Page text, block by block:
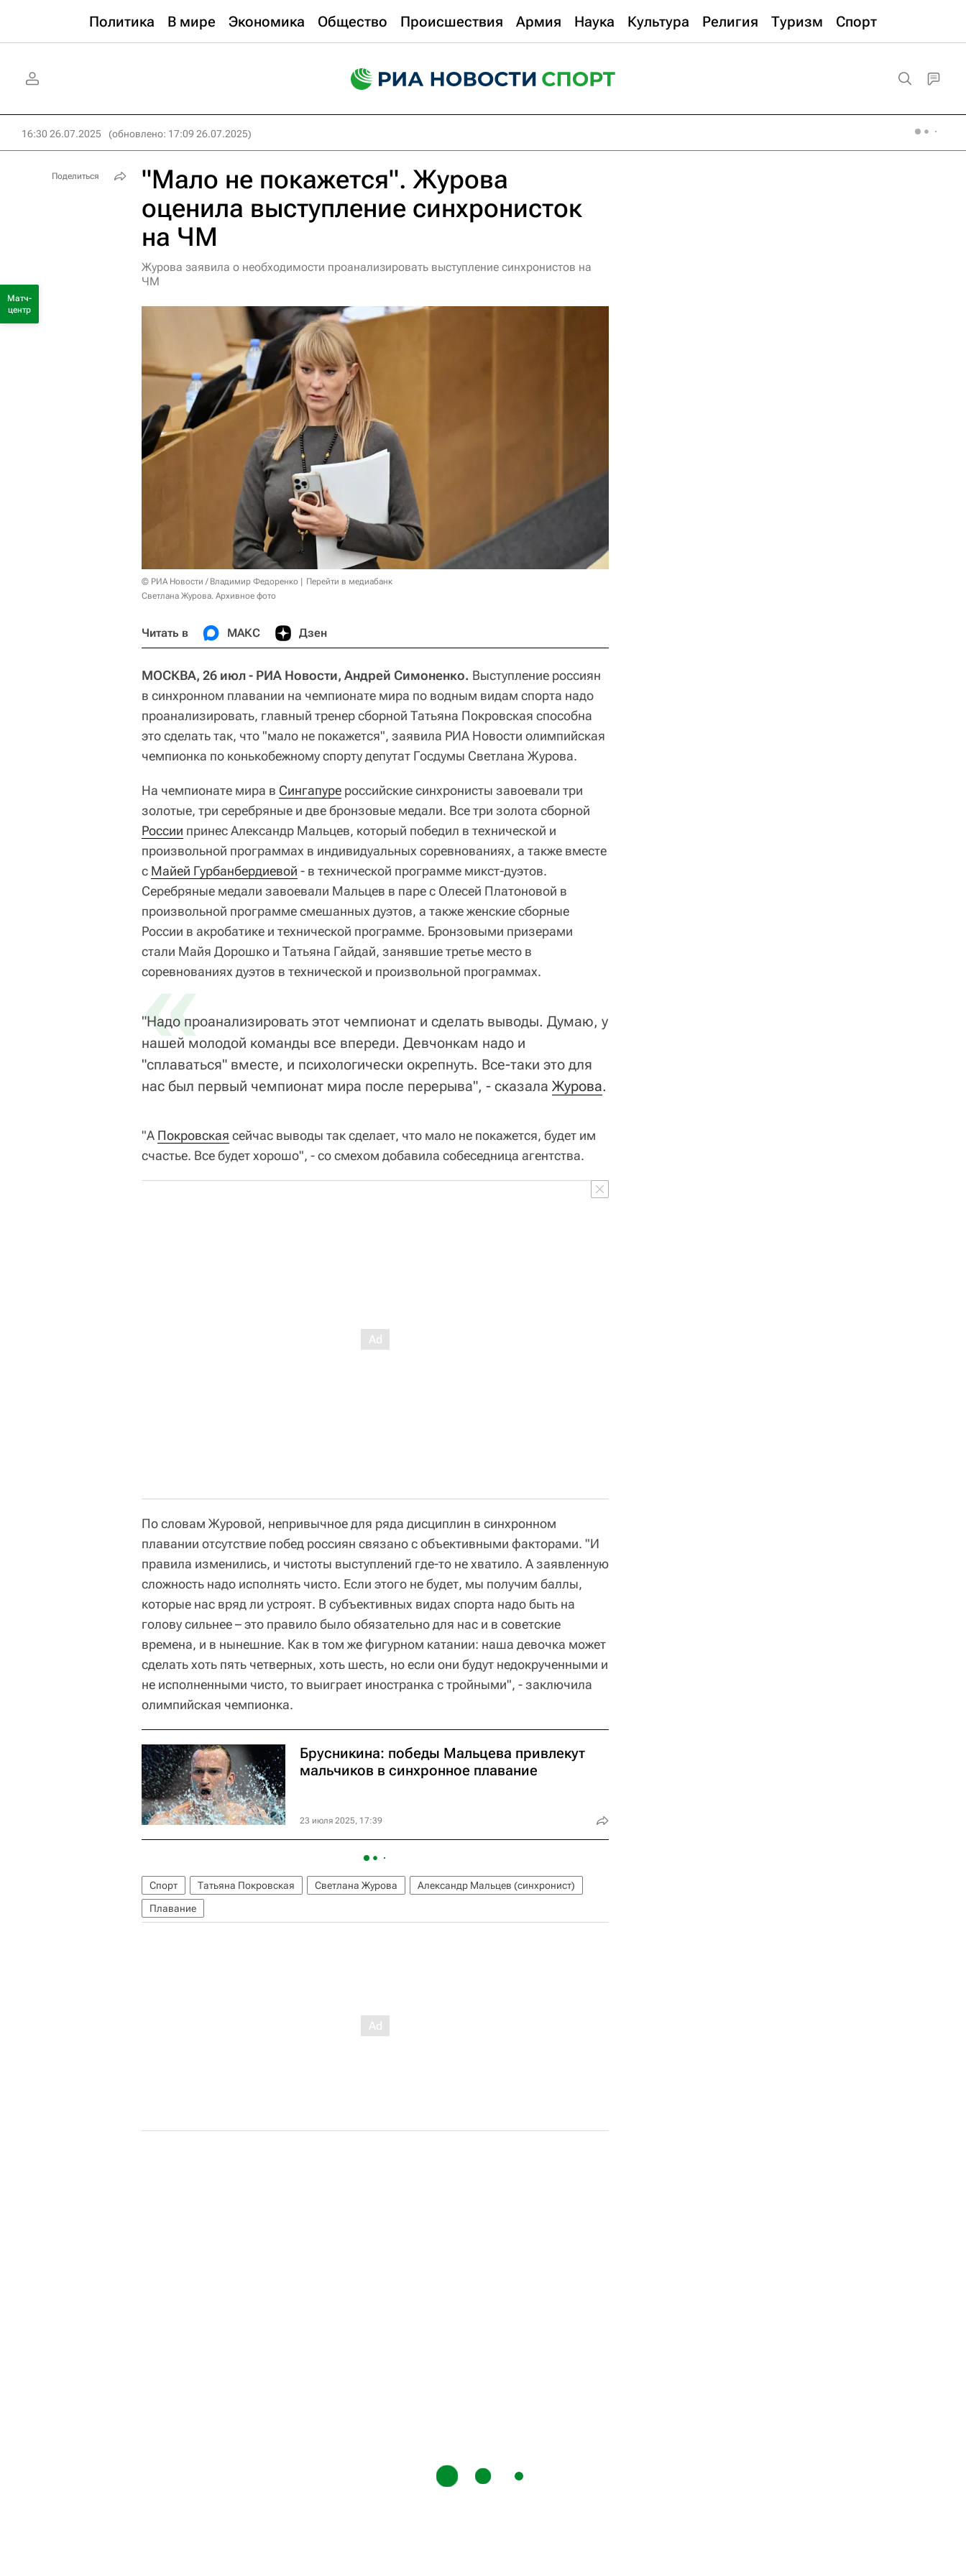
Политика В мире Экономика Общество Происшествия Армия Наука Культура Религия Туризм Спорт
16:30 26.07.2025 (обновлено: 17:09 26.07.2025)
"Мало не покажется". Журова
оценила выступление синхронисток
на ЧМ
Журова заявила о необходимости проанализировать выступление синхронистов на
ЧМ
© РИА Новости / Владимир Федоренко
Перейти в медиабанк
Светлана Журова. Архивное фото
Читать в МАКС Дзен
МОСКВА, 26 июл - РИА Новости, Андрей Симоненко. Выступление россиян
в синхронном плавании на чемпионате мира по водным видам спорта надо
проанализировать, главный тренер сборной Татьяна Покровская способна
это сделать так, что "мало не покажется", заявила РИА Новости олимпийская
чемпионка по конькобежному спорту депутат Госдумы Светлана Журова.
На чемпионате мира в Сингапуре российские синхронисты завоевали три
золотые, три серебряные и две бронзовые медали. Все три золота сборной
России принес Александр Мальцев, который победил в технической и
произвольной программах в индивидуальных соревнованиях, а также вместе
с Майей Гурбанбердиевой - в технической программе микст-дуэтов.
Серебряные медали завоевали Мальцев в паре с Олесей Платоновой в
произвольной программе смешанных дуэтов, а также женские сборные
России в акробатике и технической программе. Бронзовыми призерами
стали Майя Дорошко и Татьяна Гайдай, занявшие третье место в
соревнованиях дуэтов в технической и произвольной программах.
«
"Надо проанализировать этот чемпионат и сделать выводы. Думаю, у
нашей молодой команды все впереди. Девчонкам надо и
"сплаваться" вместе, и психологически окрепнуть. Все-таки это для
нас был первый чемпионат мира после перерыва", - сказала Журова.
"А Покровская сейчас выводы так сделает, что мало не покажется, будет им
счастье. Все будет хорошо", - со смехом добавила собеседница агентства.
По словам Журовой, непривычное для ряда дисциплин в синхронном
плавании отсутствие побед россиян связано с объективными факторами. "И
правила изменились, и чистоты выступлений где-то не хватило. А заявленную
сложность надо исполнять чисто. Если этого не будет, мы получим баллы,
которые нас вряд ли устроят. В субъективных видах спорта надо быть на
голову сильнее – это правило было обязательно для нас и в советские
времена, и в нынешние. Как в том же фигурном катании: наша девочка может
сделать хоть пять четверных, хоть шесть, но если они будут недокрученными и
не исполненными чисто, то выиграет иностранка с тройными", - заключила
олимпийская чемпионка.
Брусникина: победы Мальцева привлекут
мальчиков в синхронное плавание
23 июля 2025, 17:39
Спорт Татьяна Покровская Светлана Журова
Александр Мальцев (синхронист)
Плавание
Поделиться
Матч-
центр